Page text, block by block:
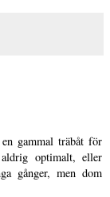
gammal träbåt för
optimalt, eller
gånger, men dom